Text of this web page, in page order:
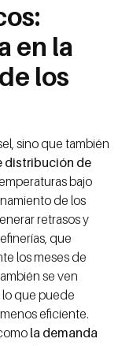
en la
los
sino que también
distribución de
bajo
de los
retrasos y
que
los meses de
se ven
lo que puede
eficiente.
la demanda